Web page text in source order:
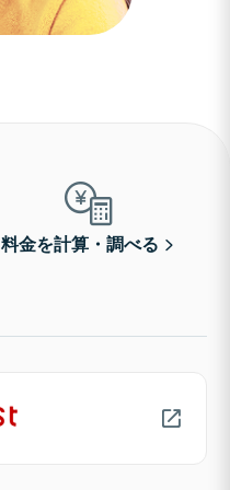
料金を計算・調べる